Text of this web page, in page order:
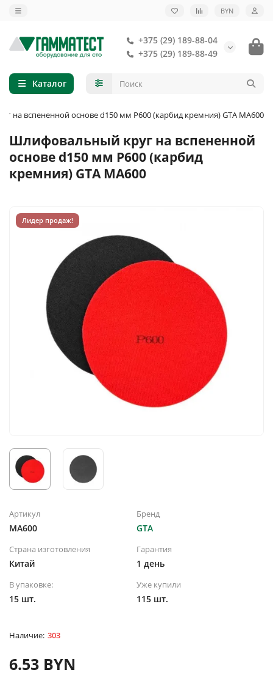
BYN
+375 (29) 189-88-04
+375 (29) 189-88-49
Каталог
на вспененной основе d150 мм P600 (карбид кремния) GTA MA600
Шлифовальный круг на вспененной
основе d150 мм P600 (карбид
кремния) GTA MA600
Лидер продаж!
Артикул
MA600
Бренд
GTA
Страна изготовления
Китай
Гарантия
1 день
В упаковке:
15 шт.
Уже купили
115 шт.
303
6.53 BYN